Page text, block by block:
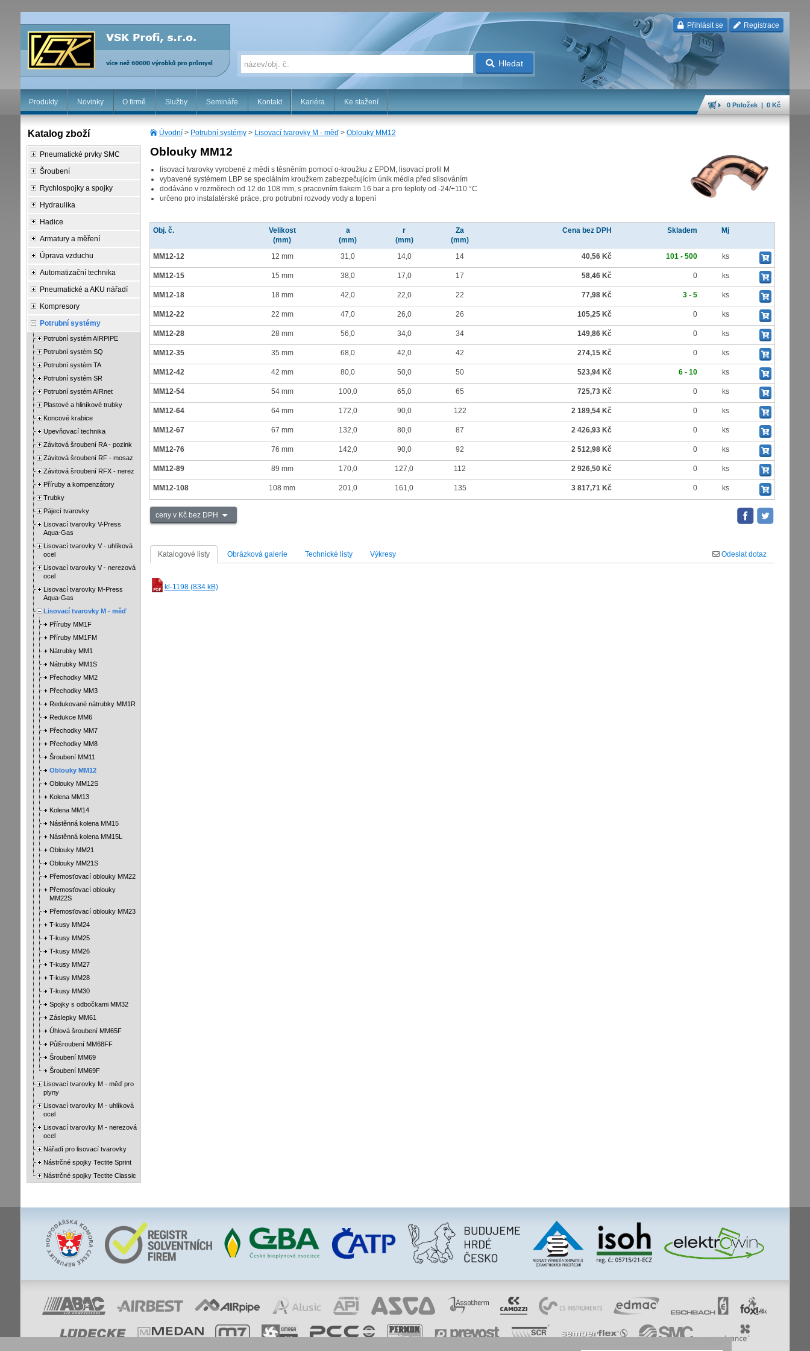
Přihlásit se Registrace
Hledat
Produkty Novinky O firmě Služby Semináře Kontakt Kariéra Ke stažení 0 Položek | 0 Kč
Úvodní> Potrubní systémy> Lisovací tvarovky M - měď> Oblouky MM12
Oblouky MM12
lisovací tvarovky vyrobené z mědi s těsněním pomocí o-kroužku z EPDM, lisovací profil M
vybavené systémem LBP se speciálním kroužkem zabezpečujícím únik média před slisováním
dodáváno v rozměrech od 12 do 108 mm, s pracovním tlakem 16 bar a pro teploty od -24/+110 °C
určeno pro instalatérské práce, pro potrubní rozvody vody a topení
Obj. č.
Velikost
(mm)
a
(mm)
r
(mm)
Za
(mm)
Cena bez DPH Skladem Mj
MM12-12 12 mm 31,0 14,0 14 40,56 Kč 101 - 500 ks
MM12-15 15 mm 38,0 17,0 17 58,46 Kč 0 ks
MM12-18 18 mm 42,0 22,0 22 77,98 Kč 3 - 5 ks
MM12-22 22 mm 47,0 26,0 26 105,25 Kč 0 ks
MM12-28 28 mm 56,0 34,0 34 149,86 Kč 0 ks
MM12-35 35 mm 68,0 42,0 42 274,15 Kč 0 ks
MM12-42 42 mm 80,0 50,0 50 523,94 Kč 6 - 10 ks
MM12-54 54 mm 100,0 65,0 65 725,73 Kč 0 ks
MM12-64 64 mm 172,0 90,0 122 2 189,54 Kč 0 ks
MM12-67 67 mm 132,0 80,0 87 2 426,93 Kč 0 ks
MM12-76 76 mm 142,0 90,0 92 2 512,98 Kč 0 ks
MM12-89 89 mm 170,0 127,0 112 2 926,50 Kč 0 ks
MM12-108 108 mm 201,0 161,0 135 3 817,71 Kč 0 ks
ceny v Kč bez DPH
Katalogové listy Obrázková galerie Technické listy Výkresy Odeslat dotaz
kl-1198 (834 kB)
Katalog zboží
Pneumatické prvky SMC
Šroubení
Rychlospojky a spojky
Hydraulika
Hadice
Armatury a měření
Úprava vzduchu
Automatizační technika
Pneumatické a AKU nářadí
Kompresory
Potrubní systémy
Potrubní systém AIRPIPE
Potrubní systém SQ
Potrubní systém TA
Potrubní systém SR
Potrubní systém AIRnet
Plastové a hliníkové trubky
Koncové krabice
Upevňovací technika
Závitová šroubení RA - pozink
Závitová šroubení RF - mosaz
Závitová šroubení RFX - nerez
Příruby a kompenzátory
Trubky
Pájecí tvarovky
Lisovací tvarovky V-Press
Aqua-Gas
Lisovací tvarovky V - uhlíková
ocel
Lisovací tvarovky V - nerezová
ocel
Lisovací tvarovky M-Press
Aqua-Gas
Lisovací tvarovky M - měď
Příruby MM1F
Příruby MM1FM
Nátrubky MM1
Nátrubky MM1S
Přechodky MM2
Přechodky MM3
Redukované nátrubky MM1R
Redukce MM6
Přechodky MM7
Přechodky MM8
Šroubení MM11
Oblouky MM12
Oblouky MM12S
Kolena MM13
Kolena MM14
Nástěnná kolena MM15
Nástěnná kolena MM15L
Oblouky MM21
Oblouky MM21S
Přemosťovací oblouky MM22
Přemosťovací oblouky
MM22S
Přemosťovací oblouky MM23
T-kusy MM24
T-kusy MM25
T-kusy MM26
T-kusy MM27
T-kusy MM28
T-kusy MM30
Spojky s odbočkami MM32
Záslepky MM61
Úhlová šroubení MM65F
Půlšroubení MM68FF
Šroubení MM69
Šroubení MM69F
Lisovací tvarovky M - měď pro
plyny
Lisovací tvarovky M - uhlíková
ocel
Lisovací tvarovky M - nerezová
ocel
Nářadí pro lisovací tvarovky
Nástrčné spojky Tectite Sprint
Nástrčné spojky Tectite Classic